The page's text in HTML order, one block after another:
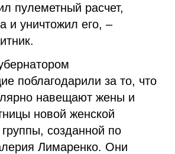
пулеметный расчет,
и уничтожил его, –
поблагодарили за то, что
навещают жены и
новой женской
созданной по
Лимаренко. Они